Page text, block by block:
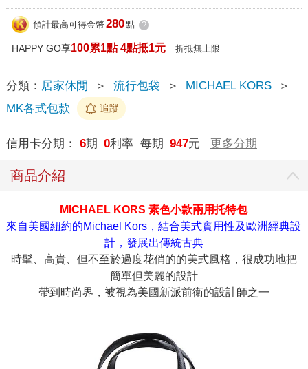
預計最高可得金幣 280點 ?
HAPPY GO享100累1點 4點抵1元 折抵無上限
分類： 居家休閒 ＞ 流行包袋 ＞ MICHAEL KORS
＞
MK各式包款
追蹤
信用卡分期： 6期 0利率 每期 947元 更多分期
商品介紹
MICHAEL KORS 素色小款兩用托特包
來自美國紐約的Michael Kors，結合美式實用性及歐洲經典設
計，發展出傳統古典
時髦、高貴、但不至於過度花俏的的美式風格，很成功地把
簡單但美麗的設計
帶到時尚界，被視為美國新派前衛的設計師之一